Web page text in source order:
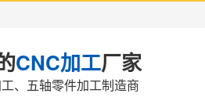
CNC加工厂家
、五轴零件加工制造商